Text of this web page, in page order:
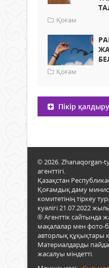
Қоғам
Қоғам
Пікір қалдыру
© 2026. Zhanaqorgan-
агенттігі.
Қазақстан
Қоғамдық даму
комитетінің тіркеу
куәлігі 21.07.2022
® Агенттік сайтында
мақалалар мен фото-
авторлық құқықтары
Материалдарды
жасалуы міндетті.